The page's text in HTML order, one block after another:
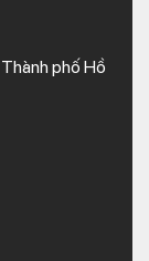
phố Hồ